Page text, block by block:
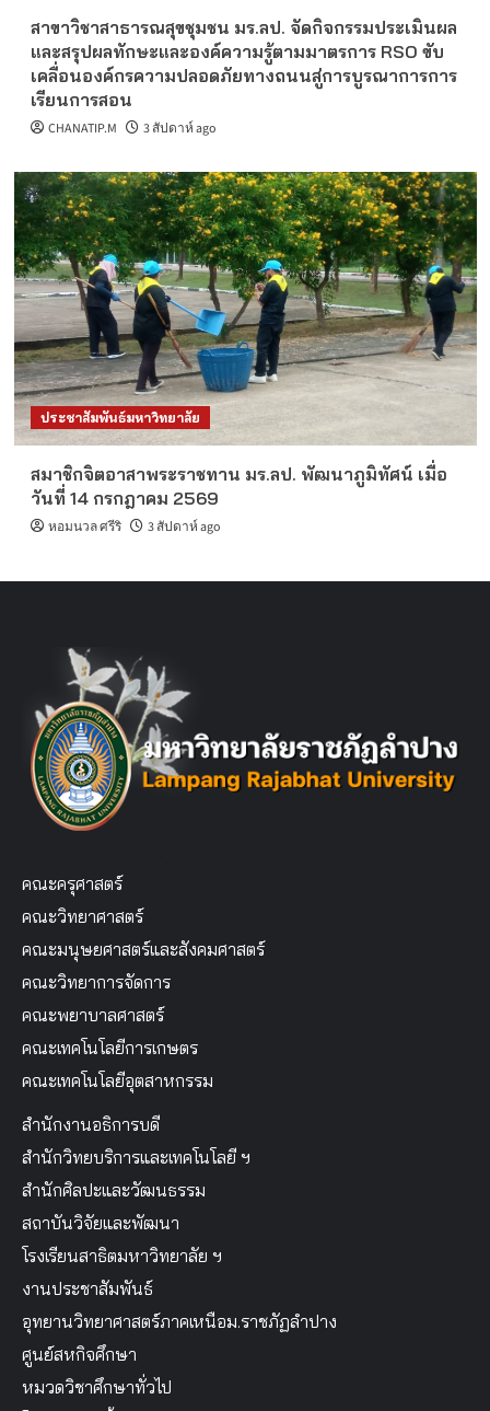
สาขาวิชาสาธารณสุขชุมชน มร.ลป. จัดกิจกรรมประเมินผล
และสรุปผลทักษะและองค์ความรู้ตามมาตรการ RSO ขับ
เคลื่อนองค์กรความปลอดภัยทางถนนสู่การบูรณาการการ
เรียนการสอน
CHANATIP.M 3 สัปดาห์ ago
ประชาสัมพันธ์มหาวิทยาลัย
สมาชิกจิตอาสาพระราชทาน มร.ลป. พัฒนาภูมิทัศน์ เมื่อ
วันที่ 14 กรกฎาคม 2569
หอมนวล ศรีริ 3 สัปดาห์ ago
คณะครุศาสตร์
คณะวิทยาศาสตร์
คณะมนุษยศาสตร์และสังคมศาสตร์
คณะวิทยาการจัดการ
คณะพยาบาลศาสตร์
คณะเทคโนโลยีการเกษตร
คณะเทคโนโลยีอุตสาหกรรม
สำนักงานอธิการบดี
สำนักวิทยบริการและเทคโนโลยี ฯ
สำนักศิลปะและวัฒนธรรม
สถาบันวิจัยและพัฒนา
โรงเรียนสาธิตมหาวิทยาลัย ฯ
งานประชาสัมพันธ์
อุทยานวิทยาศาสตร์ภาคเหนือม.ราชภัฏลำปาง
ศูนย์สหกิจศึกษา
หมวดวิชาศึกษาทั่วไป